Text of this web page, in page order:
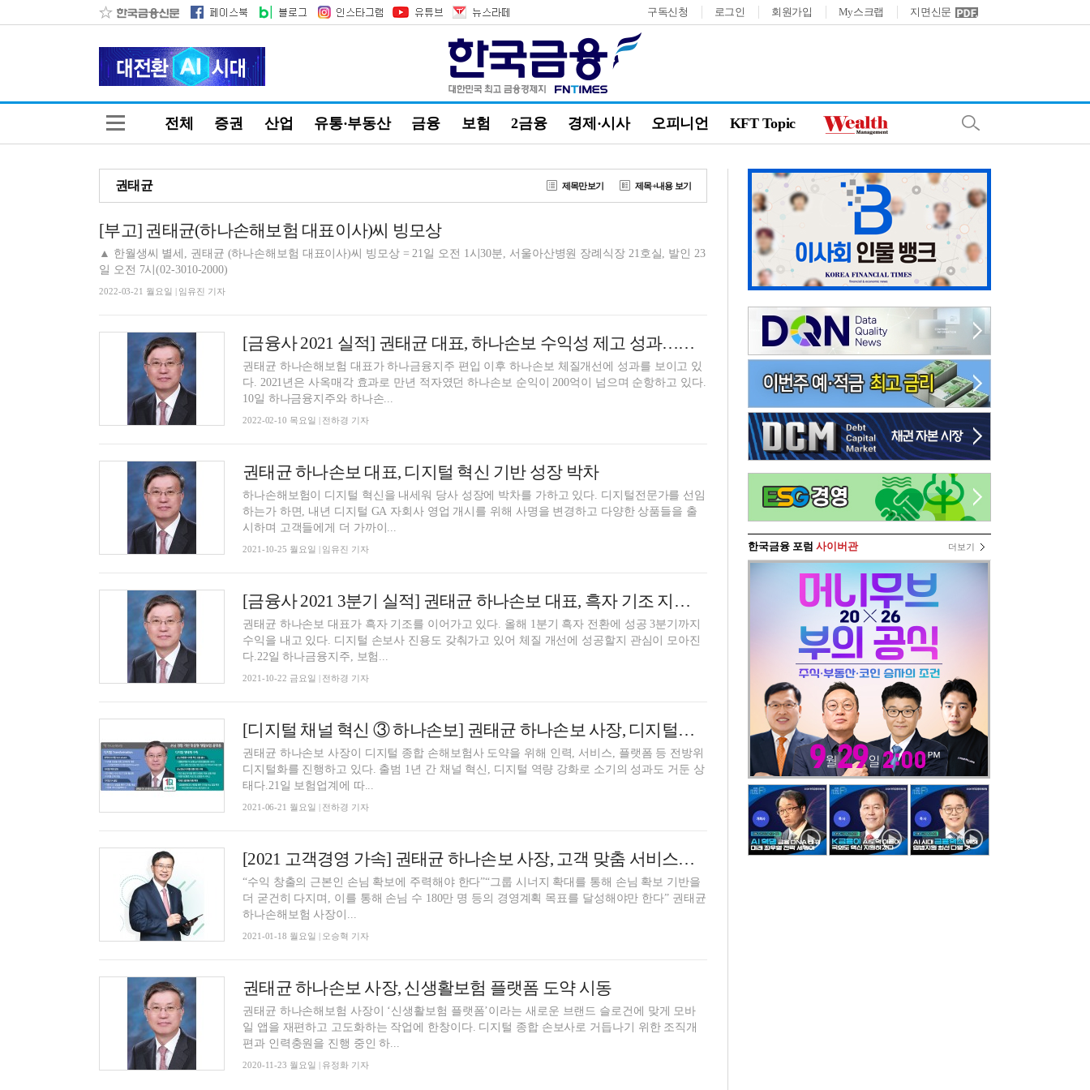
구독신청 로그인 회원가입 My스크랩 지면신문
전체 증권 산업 유통·부동산 금융 보험 2금융 경제·시사 오피니언 KFT Topic
권태균 제목만보기 제목+내용 보기
[부고] 권태균(하나손해보험 대표이사)씨 빙모상
▲ 한월생씨 별세, 권태균 (하나손해보험 대표이사)씨 빙모상 = 21일 오전 1시30분, 서울아산병원 장례식장 21호실, 발인 23
일 오전 7시(02-3010-2000)
2022-03-21 월요일 | 임유진 기자
[금융사 2021 실적] 권태균 대표, 하나손보 수익성 제고 성과…사옥 매각 효과 순익 급증(종합)
권태균 하나손해보험 대표가 하나금융지주 편입 이후 하나손보 체질개선에 성과를 보이고 있
다. 2021년은 사옥매각 효과로 만년 적자였던 하나손보 순익이 200억이 넘으며 순항하고 있다.
10일 하나금융지주와 하나손...
2022-02-10 목요일 | 전하경 기자
권태균 하나손보 대표, 디지털 혁신 기반 성장 박차
하나손해보험이 디지털 혁신을 내세워 당사 성장에 박차를 가하고 있다. 디지털전문가를 선임
하는가 하면, 내년 디지털 GA 자회사 영업 개시를 위해 사명을 변경하고 다양한 상품들을 출
시하며 고객들에게 더 가까이...
2021-10-25 월요일 | 임유진 기자
[금융사 2021 3분기 실적] 권태균 하나손보 대표, 흑자 기조 지속…디지털 손보 페달
권태균 하나손보 대표가 흑자 기조를 이어가고 있다. 올해 1분기 흑자 전환에 성공 3분기까지
수익을 내고 있다. 디지털 손보사 진용도 갖춰가고 있어 체질 개선에 성공할지 관심이 모아진
다.22일 하나금융지주, 보험...
2021-10-22 금요일 | 전하경 기자
[디지털 채널 혁신 ③ 하나손보] 권태균 하나손보 사장, 디지털종합손보사 도약 주마가편
권태균 하나손보 사장이 디지털 종합 손해보험사 도약을 위해 인력, 서비스, 플랫폼 등 전방위
디지털화를 진행하고 있다. 출범 1년 간 채널 혁신, 디지털 역량 강화로 소기의 성과도 거둔 상
태다.21일 보험업계에 따...
2021-06-21 월요일 | 전하경 기자
[2021 고객경영 가속] 권태균 하나손보 사장, 고객 맞춤 서비스로 180만명 목표
“수익 창출의 근본인 손님 확보에 주력해야 한다”“그룹 시너지 확대를 통해 손님 확보 기반을
더 굳건히 다지며, 이를 통해 손님 수 180만 명 등의 경영계획 목표를 달성해야만 한다” 권태균
하나손해보험 사장이...
2021-01-18 월요일 | 오승혁 기자
권태균 하나손보 사장, 신생활보험 플랫폼 도약 시동
권태균 하나손해보험 사장이 ‘신생활보험 플랫폼’이라는 새로운 브랜드 슬로건에 맞게 모바
일 앱을 재편하고 고도화하는 작업에 한창이다. 디지털 종합 손보사로 거듭나기 위한 조직개
편과 인력충원을 진행 중인 하...
2020-11-23 월요일 | 유정화 기자
한국금융 포럼 사이버관 더보기